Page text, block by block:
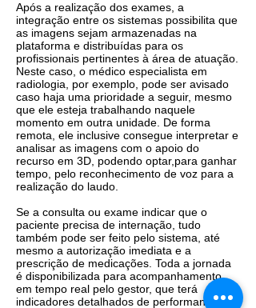
Após‌ ‌a‌ ‌realização‌ ‌dos‌ ‌exames,‌ a
integração entre os sistemas possibilita que
as imagens sejam armazenadas na‌
‌plataforma‌ ‌e‌ ‌distribuídas‌ ‌para‌ ‌os‌
‌profissionais‌ ‌pertinentes‌ ‌à‌ ‌área‌ ‌de‌ ‌atuação.‌
Neste‌ ‌caso,‌ ‌o‌ ‌médico‌ ‌especialista‌ ‌em‌
‌radiologia,‌ ‌por‌ ‌exemplo,‌ ‌pode‌ ‌ser‌ ‌avisado‌
‌caso‌ ‌haja‌ ‌uma‌ ‌prioridade‌ ‌a‌ ‌seguir,‌ ‌mesmo‌
‌que‌ ‌ele‌ ‌esteja‌ ‌trabalhando‌ ‌naquele‌
‌momento‌ ‌em‌ ‌outra‌ ‌unidade.‌ ‌De‌ ‌forma‌
‌remota, ele‌ ‌inclusive‌ ‌consegue‌ ‌interpretar‌ ‌e‌
‌analisar‌ ‌as‌ ‌imagens‌ ‌com‌ ‌o‌ ‌apoio‌ ‌do‌
‌recurso‌ ‌em‌ ‌3D,‌ ‌podendo‌ optar,‌‌para‌ ‌ganhar‌
‌tempo,‌ ‌pelo‌ ‌reconhecimento‌ ‌de‌ ‌voz‌ ‌para‌ ‌a‌
‌realização‌ ‌do‌ ‌laudo.‌ ‌
Se‌ ‌a‌ ‌consulta‌ ‌ou‌ ‌exame‌ ‌indicar‌ ‌que‌ ‌o‌
‌paciente‌ ‌precisa‌ ‌de‌ ‌internação,‌ ‌tudo‌
‌também‌ ‌pode‌ ‌ser‌ ‌feito‌ pelo‌ ‌sistema,‌ ‌até‌
‌mesmo‌ ‌a‌ ‌autorização‌ ‌imediata‌ ‌e‌ ‌a‌
‌prescrição‌ ‌de‌ ‌medicações.‌ ‌Toda‌ ‌a‌ ‌jornada‌
‌é‌ disponibilizada‌ ‌para‌ ‌acompanhamento‌
‌em‌ ‌tempo‌ ‌real‌ ‌pelo‌ ‌gestor,‌ ‌que‌ ‌terá‌
‌indicadores‌ ‌detalhados‌ de‌ ‌performance‌